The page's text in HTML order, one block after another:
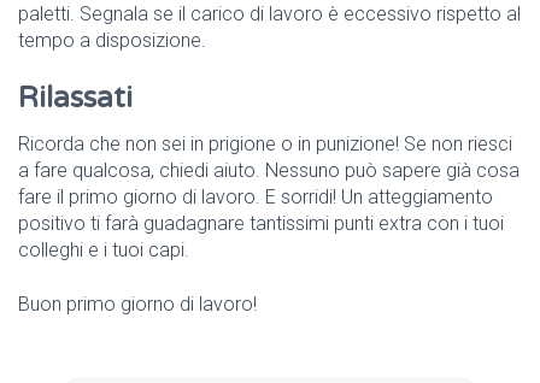
paletti. Segnala se il carico di lavoro è eccessivo rispetto al
tempo a disposizione.
Rilassati
Ricorda che non sei in prigione o in punizione! Se non riesci
a fare qualcosa, chiedi aiuto. Nessuno può sapere già cosa
fare il primo giorno di lavoro. E sorridi! Un atteggiamento
positivo ti farà guadagnare tantissimi punti extra con i tuoi
colleghi e i tuoi capi.
Buon primo giorno di lavoro!